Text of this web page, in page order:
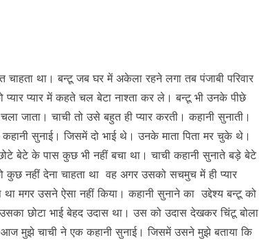
था। बन्टू जब घर में अकेला रहने लगा तब पंजाबी परिवार
प्यार में कहते चल बेटा नाश्ता कर ले। बन्टू भी उनके पीछे
चाची तो उसे बहुत ही प्यार करती। कहानी सुनाती।
सुनाई। जिसमें दो भाई थे। उनके माता पिता मर चुके थे।
बेटे के पास कुछ भी नहीं बचा था। चाची कहानी सुनाते बड़े बेटे
नहीं देना चाहता था वह अगर उसको सचमुच में ही प्यार
मगर उसने ऐसा नहीं किया। कहानी सुनाने का उद्देश्य बन्टू को
छोटा भाई बेहद उदास था। उस को उदास देखकर चिंटू बोला
मुझे चाची ने एक कहानी सुनाई। जिसमें उसने मुझे बताया कि